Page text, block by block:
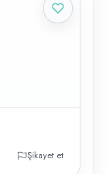
Şikayet et